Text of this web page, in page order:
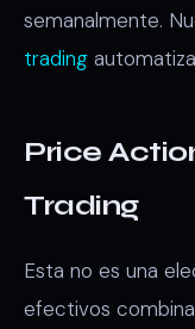
semanalmente.
trading
Price
Trading
Esta no es una
efectivos